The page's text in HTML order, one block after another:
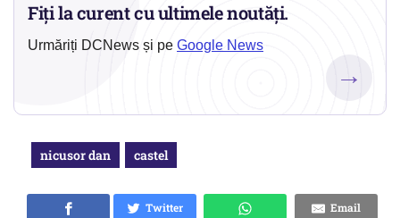
Fiți la curent cu ultimele noutăți.
Urmăriți DCNews și pe Google News
→
nicusor dan castel
Twitter
Email